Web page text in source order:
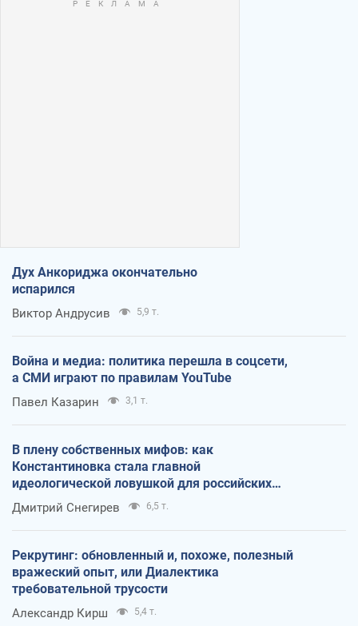
Дух Анкориджа окончательно
испарился
Виктор Андрусив 5,9 т.
Война и медиа: политика перешла в соцсети,
а СМИ играют по правилам YouTube
Павел Казарин 3,1 т.
В плену собственных мифов: как
Константиновка стала главной
идеологической ловушкой для российских
оккупантов
Дмитрий Снегирев 6,5 т.
Рекрутинг: обновленный и, похоже, полезный
вражеский опыт, или Диалектика
требовательной трусости
Александр Кирш 5,4 т.